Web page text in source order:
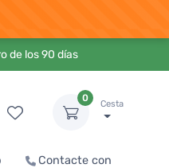
de los 90 días
0
Cesta
Contacte con